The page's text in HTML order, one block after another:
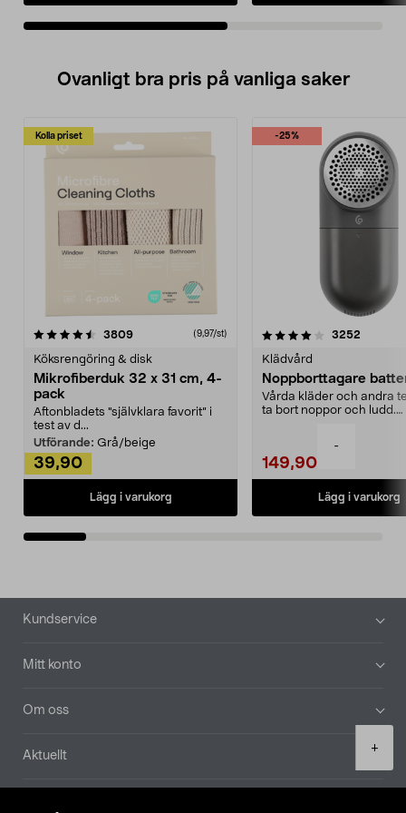
-
+
trädgården.
Ovanligt bra pris på vanliga saker
Kolla priset
3809recensioner (9,97/st)
Köksrengöring & disk
Mikrofiberduk 32 x 31 cm, 4-
pack
Aftonbladets "självklara favorit” i
test av d...
Utförande: Grå/beige
39,90
Lägg i varukorg
-25%
4.0av 5 stjärnor 3252
Klädvård
Noppborttagare
Vårda kläder och andra
ta bort noppor och ludd.
149,90
Lägg i varukorg
4.5av 5 stjärnor
Sidfot
Kundservice
Mitt konto
Om oss
Aktuellt